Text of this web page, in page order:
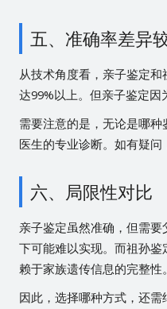
五、准确率差异
从技术角度看，亲子鉴定
达99%以上。但亲子鉴定因
需要注意的是，无论是哪
医生的专业诊断。如有疑问
六、局限性对比
亲子鉴定虽然准确，但需
下可能难以实现。而祖孙
赖于家族遗传信息的完整性。
因此，选择哪种方式，还需